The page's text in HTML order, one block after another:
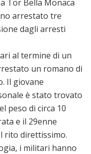
Tor Bella Monaca
arrestato tre
dagli arresti
al termine di un
un romano di
Il giovane
è stato trovato
peso di circa 10
e il 29enne
rito direttissimo.
i militari hanno